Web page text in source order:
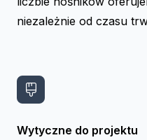
niezależnie od czasu
Wytyczne do projektu